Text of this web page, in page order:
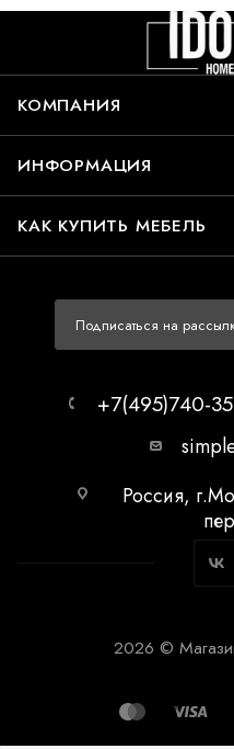
КОМПАНИЯ
ИНФОРМАЦИЯ
КАК КУПИТЬ МЕБЕЛЬ
Подписаться на
+7(495)740-
Россия,
2026 ©